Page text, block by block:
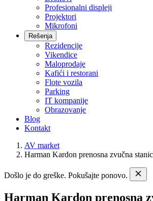
Profesionalni displeji
Projektori
Mikrofoni
Rešenja
Rezidencije
Vikendice
Maloprodaje
Kafići i restorani
Flote vozila
Parking
IT kompanije
Obrazovanje
Blog
Kontakt
AV market
Harman Kardon prenosna zvučna
Došlo je do greške. Pokušajte ponovo.
Harman Kardon prenosna